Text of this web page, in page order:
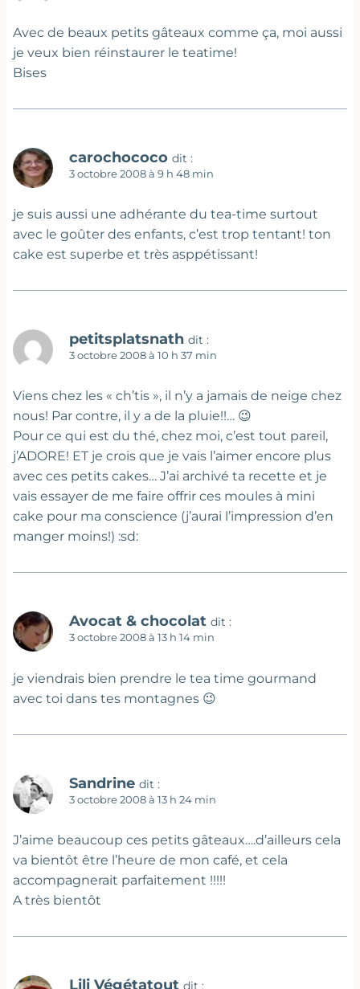
Avec de beaux petits gâteaux comme ça, moi aussi
je veux bien réinstaurer le teatime!
Bises
carochococo dit :
3 octobre 2008 à 9 h 48 min
je suis aussi une adhérante du tea-time surtout
avec le goûter des enfants, c’est trop tentant! ton
cake est superbe et très asppétissant!
petitsplatsnath dit :
3 octobre 2008 à 10 h 37 min
Viens chez les « ch’tis », il n’y a jamais de neige chez
nous! Par contre, il y a de la pluie!!… 😉
Pour ce qui est du thé, chez moi, c’est tout pareil,
j’ADORE! ET je crois que je vais l’aimer encore plus
avec ces petits cakes… J’ai archivé ta recette et je
vais essayer de me faire offrir ces moules à mini
cake pour ma conscience (j’aurai l’impression d’en
manger moins!) :sd:
Avocat & chocolat dit :
3 octobre 2008 à 13 h 14 min
je viendrais bien prendre le tea time gourmand
avec toi dans tes montagnes 😉
Sandrine dit :
3 octobre 2008 à 13 h 24 min
J’aime beaucoup ces petits gâteaux….d’ailleurs cela
va bientôt être l’heure de mon café, et cela
accompagnerait parfaitement !!!!!
A très bientôt
Lili Végétatout dit :